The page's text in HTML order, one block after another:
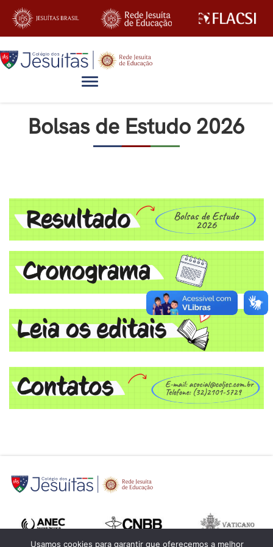
Alternar navegação
Bolsas de Estudo 2026
Usamos cookies para garantir que oferecemos a melhor